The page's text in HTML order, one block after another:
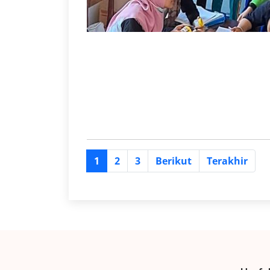
1 2 3 Berikut Terakhir